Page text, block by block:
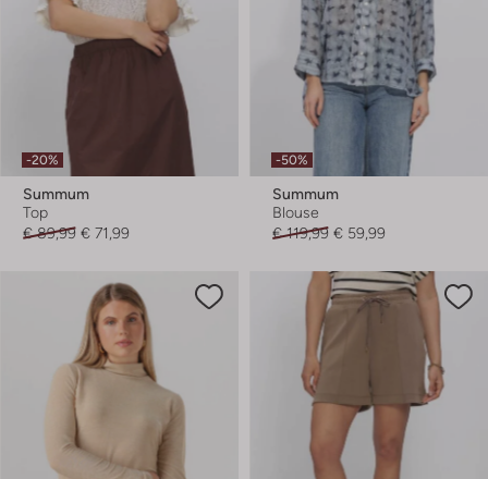
-20%
Summum
Top
€ 89,99 € 71,99
-50%
Summum
Blouse
€ 119,99 € 59,99